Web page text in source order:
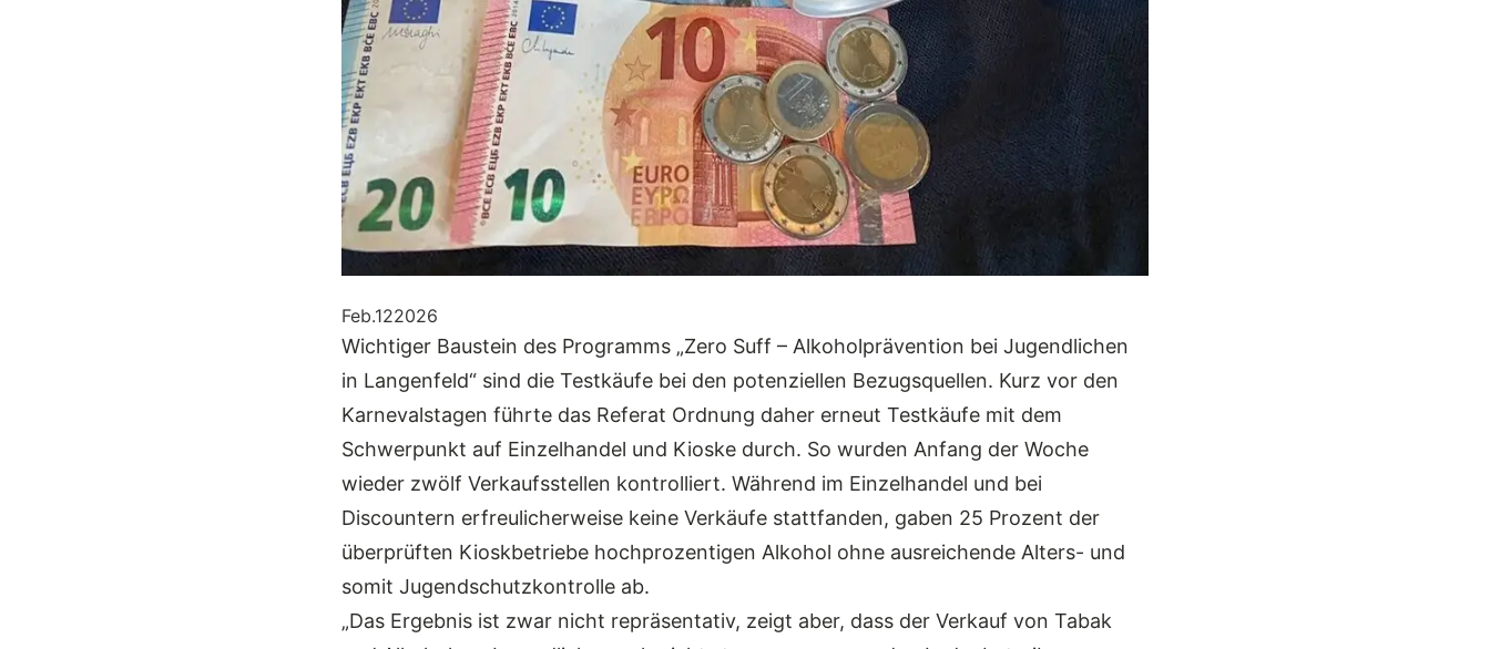
Feb.122026
Wichtiger Baustein des Programms „Zero Suff – Alkoholprävention bei Jugendlichen
in Langenfeld“ sind die Testkäufe bei den potenziellen Bezugsquellen. Kurz vor den
Karnevalstagen führte das Referat Ordnung daher erneut Testkäufe mit dem
Schwerpunkt auf Einzelhandel und Kioske durch. So wurden Anfang der Woche
wieder zwölf Verkaufsstellen kontrolliert. Während im Einzelhandel und bei
Discountern erfreulicherweise keine Verkäufe stattfanden, gaben 25 Prozent der
überprüften Kioskbetriebe hochprozentigen Alkohol ohne ausreichende Alters- und
somit Jugendschutzkontrolle ab.
„Das Ergebnis ist zwar nicht repräsentativ, zeigt aber, dass der Verkauf von Tabak